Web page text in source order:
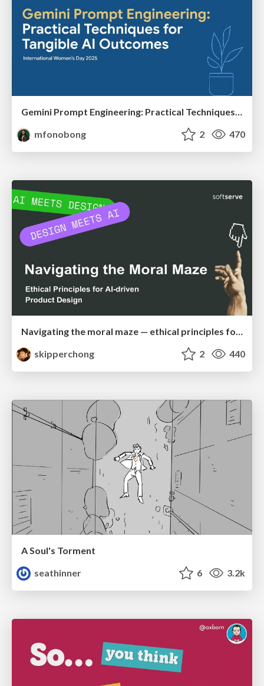
Gemini Prompt Engineering: Practical Techniques for Tangible AI Outcomes
mfonobong
2 470
Navigating the moral maze — ethical principles for Al-driven product design
skipperchong
2 440
A Soul's Torment
seathinner
6 3.2k